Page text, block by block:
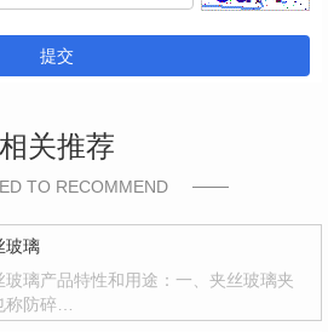
提交
相关推荐
TO RECOMMEND
玻璃
玻璃产品特性和用途：一、夹丝玻璃夹
称防碎…